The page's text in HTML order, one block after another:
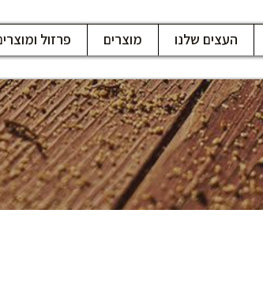
העצים שלנו מוצרים פרזול